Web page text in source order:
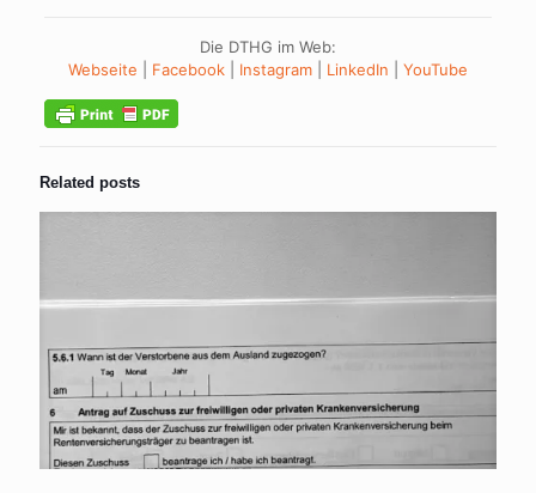
Die DTHG im Web:
Webseite
Facebook| Instagram| LinkedIn YouTube
Related posts